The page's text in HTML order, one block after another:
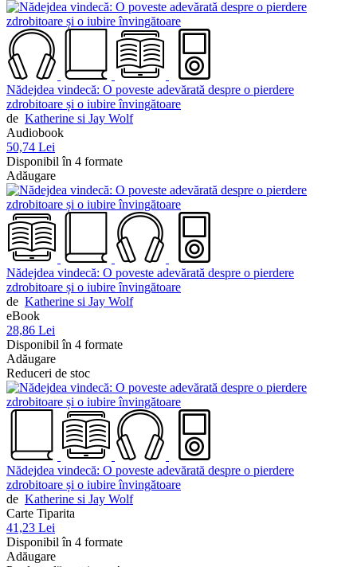
Nădejdea vindecă: O poveste adevărată despre o pierdere
zdrobitoare și o iubire învingătoare
de Katherine si Jay Wolf
Audiobook
50,74 Lei
Disponibil în 4 formate
Adăugare
Nădejdea vindecă: O poveste adevărată despre o pierdere
zdrobitoare și o iubire învingătoare
de Katherine si Jay Wolf
eBook
28,86 Lei
Disponibil în 4 formate
Adăugare
Reduceri de stoc
Nădejdea vindecă: O poveste adevărată despre o pierdere
zdrobitoare și o iubire învingătoare
de Katherine si Jay Wolf
Carte Tiparita
41,23 Lei
Disponibil în 4 formate
Adăugare